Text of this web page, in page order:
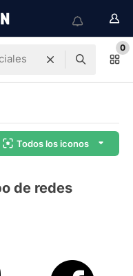
0
Todos los iconos
de redes